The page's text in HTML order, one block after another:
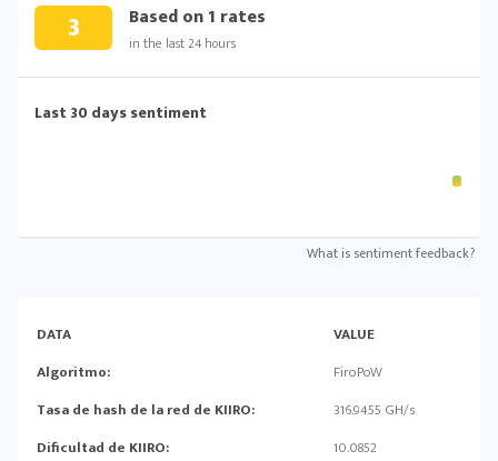
3 Based on1 rates
in the last 24 hours
Last 30 days sentiment
What is sentiment feedback?
DATA
VALUE
Algoritmo:
FiroPoW
Tasa de hash de la red de KIIRO:
316.9455 GH/s
Dificultad de KIIRO:
10.0852